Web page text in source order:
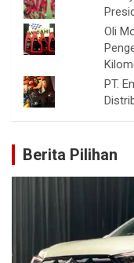
Oli
PT.
Berita Pilihan